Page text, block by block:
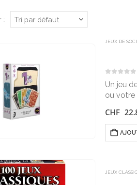
:
JEUX DE
Un jeu
ou votre
CHF
JEUX